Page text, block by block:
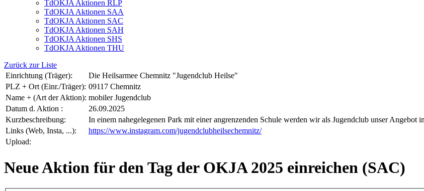
TdOKJA Aktionen RLP
TdOKJA Aktionen SAA
TdOKJA Aktionen SAC
TdOKJA Aktionen SAH
TdOKJA Aktionen SHS
TdOKJA Aktionen THU
Zurück zur Liste
Einrichtung (Träger):
Die Heilsarmee Chemnitz "Jugendclub Heilse"
PLZ + Ort (Einr./Träger): 09117 Chemnitz
Name + (Art der Aktion): mobiler Jugendclub
Datum d. Aktion :
26.09.2025
Kurzbeschreibung:
In einem nahegelegenen Park mit einer angrenzenden Schule werden wir als Jugendclub unser
Links (Web, Insta, ...):
https://www.instagram.com/jugendclubheilsechemnitz/
Upload:
Neue Aktion für den Tag der OKJA 2025 einreichen (SAC)